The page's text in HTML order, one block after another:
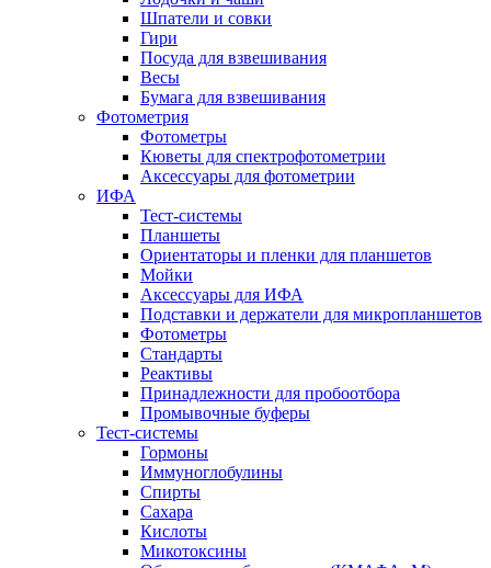
Шпатели и совки
Гири
Посуда для взвешивания
Весы
Бумага для взвешивания
Фотометрия
Фотометры
Кюветы для спектрофотометрии
Аксессуары для фотометрии
ИФА
Тест-системы
Планшеты
Ориентаторы и пленки для планшетов
Мойки
Аксессуары для ИФА
Подставки и держатели для микропланшетов
Фотометры
Стандарты
Реактивы
Принадлежности для пробоотбора
Промывочные буферы
Тест-системы
Гормоны
Иммуноглобулины
Спирты
Сахара
Кислоты
Микотоксины